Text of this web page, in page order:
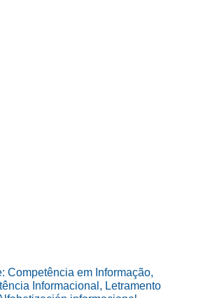
Competência em Informação,
Informacional, Letramento